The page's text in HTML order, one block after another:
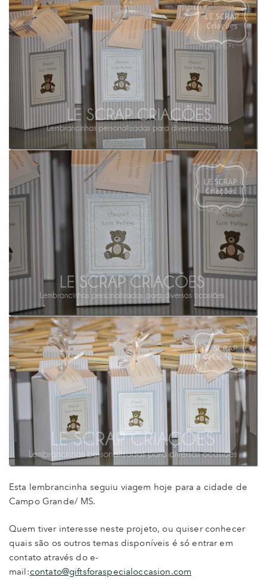
Esta lembrancinha seguiu viagem hoje para a cidade de
Campo Grande/ MS.
Quem tiver interesse neste projeto, ou quiser conhecer
quais são os outros temas disponíveis é só entrar em
contato através do e-
mail:contato@giftsforaspecialoccasion.com